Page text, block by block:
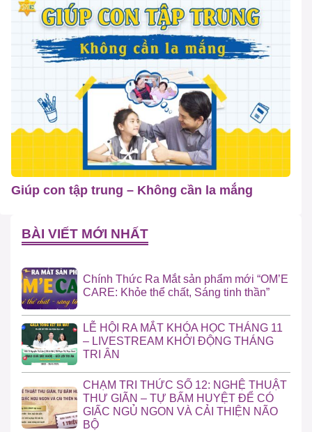
Giúp con tập trung – Không cần la mắng
BÀI VIẾT MỚI NHẤT
Chính Thức Ra Mắt sản phẩm mới “OM’E
CARE: Khỏe thể chất, Sáng tinh thần”
LỄ HỘI RA MẮT KHÓA HỌC THÁNG 11
– LIVESTREAM KHỞI ĐỘNG THÁNG
TRI ÂN
CHẠM TRI THỨC SỐ 12: NGHỆ THUẬT
THƯ GIÃN – TỰ BẤM HUYỆT ĐỂ CÓ
GIẤC NGỦ NGON VÀ CẢI THIỆN NÃO
BỘ